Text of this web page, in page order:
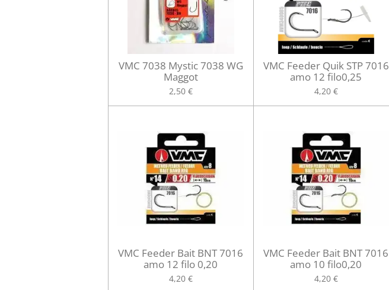
VMC 7038 Mystic 7038 WG
Maggot
2,50 €
VMC Feeder Quik STP 7016
amo 12 filo0,25
4,20 €
VMC Feeder Bait BNT 7016
amo 12 filo 0,20
4,20 €
VMC Feeder Bait BNT 7016
amo 10 filo0,20
4,20 €